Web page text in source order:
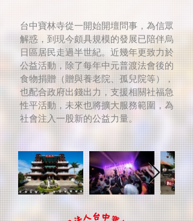
台中寶林寺從一開始開壇問事，為信眾
解惑，到現今頗具規模的發展已陪伴烏
日區居民走過半世紀。近幾年更致力於
公益活動，除了每年中元普渡法會後的
食物捐贈（贈與養老院、孤兒院等），
也配合政府出錢出力，支援相關社福急
性平活動，未來也將擴大服務範圍，為
社會注入一股新的公益力量。